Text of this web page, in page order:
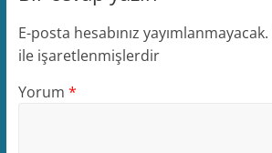
E-posta hesabınız yayımlanmayacak.
ile işaretlenmişlerdir
Yorum *